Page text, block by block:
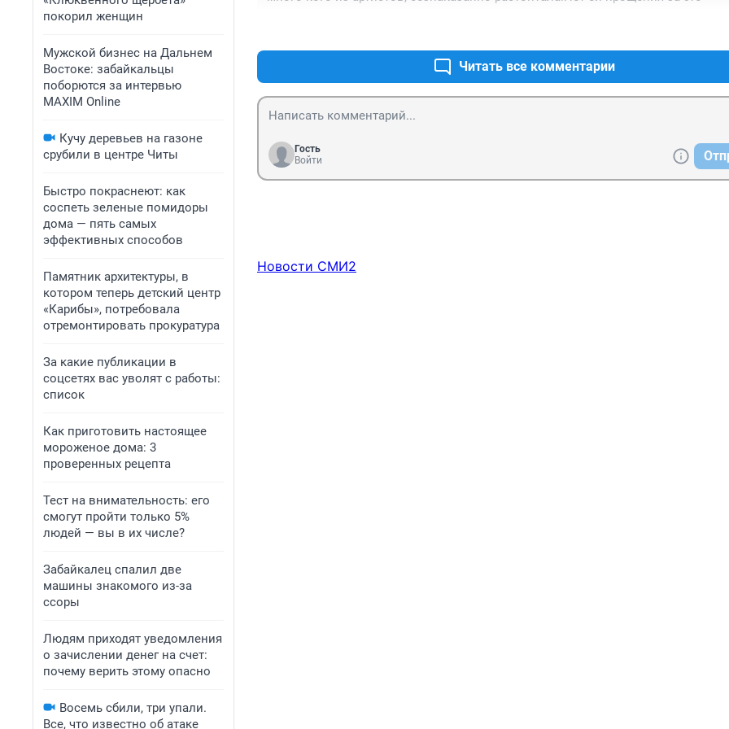
покорил женщин
Мужской бизнес на Дальнем
Востоке: забайкальцы
поборются за интервью
MAXIM Online
Кучу деревьев на газоне
срубили в центре Читы
Быстро покраснеют: как
соспеть зеленые помидоры
дома — пять самых
эффективных способов
Памятник архитектуры, в
котором теперь детский центр
«Карибы», потребовала
отремонтировать прокуратура
За какие публикации в
соцсетях вас уволят с работы:
список
Как приготовить настоящее
мороженое дома: 3
проверенных рецепта
Тест на внимательность: его
смогут пройти только 5%
людей — вы в их числе?
Забайкалец спалил две
машины знакомого из-за
ссоры
Людям приходят уведомления
о зачислении денег на счет:
почему верить этому опасно
Восемь сбили, три упали.
Все, что известно об атаке
Читать все комментарии
Гость
Войти
Новости СМИ2